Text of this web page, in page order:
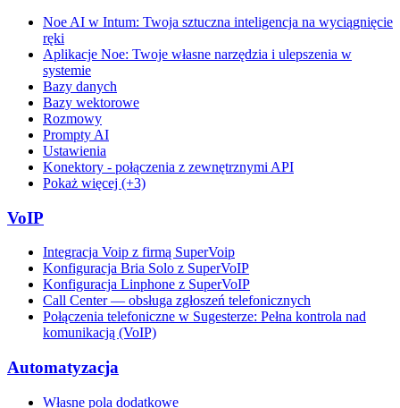
Noe AI w Intum: Twoja sztuczna inteligencja na wyciągnięcie
ręki
Aplikacje Noe: Twoje własne narzędzia i ulepszenia w
systemie
Bazy danych
Bazy wektorowe
Rozmowy
Prompty AI
Ustawienia
Konektory - połączenia z zewnętrznymi API
Pokaż więcej (+3)
VoIP
Integracja Voip z firmą SuperVoip
Konfiguracja Bria Solo z SuperVoIP
Konfiguracja Linphone z SuperVoIP
Call Center — obsługa zgłoszeń telefonicznych
Połączenia telefoniczne w Sugesterze: Pełna kontrola nad
komunikacją (VoIP)
Automatyzacja
Własne pola dodatkowe